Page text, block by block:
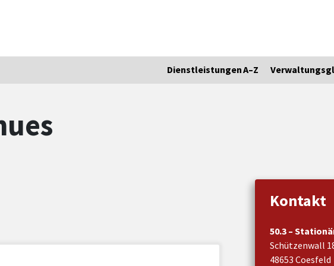
Dienstleistungen A–Z
Kontakt
50.3 –
Schützenwall
48653 Coesfeld